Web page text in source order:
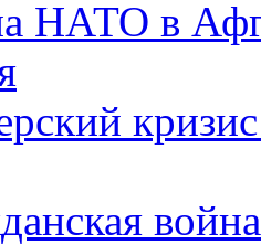
НАТО в